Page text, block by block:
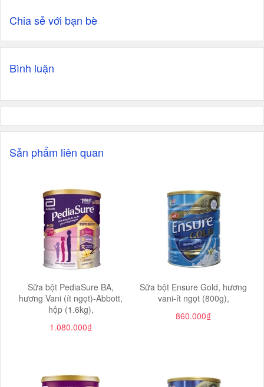
Chia sẻ với bạn bè
Bình luận
Sản phẩm liên quan
Sữa bột PediaSure BA,
hương Vani (ít ngọt)-Abbott,
hộp (1.6kg),
1.080.000₫
Sữa bột Ensure Gold, hương
vani-ít ngọt (800g),
860.000₫